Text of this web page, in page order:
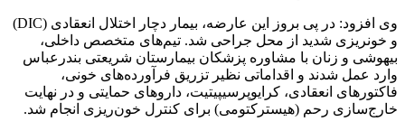
وی افزود: در پی بروز این عارضه، بیمار دچار اختلال انعقادی (DIC)
و خونریزی شدید از محل جراحی شد. تیم‌های متخصص داخلی،
بیهوشی و زنان با مشاوره پزشکان بیمارستان شریعتی بندرعباس
وارد عمل شدند و اقداماتی نظیر تزریق فرآورده‌های خونی،
فاکتورهای انعقادی، کرایوپرسیپیتیت، داروهای حمایتی و در نهایت
خارج‌سازی رحم (هیسترکتومی) برای کنترل خون‌ریزی انجام شد.